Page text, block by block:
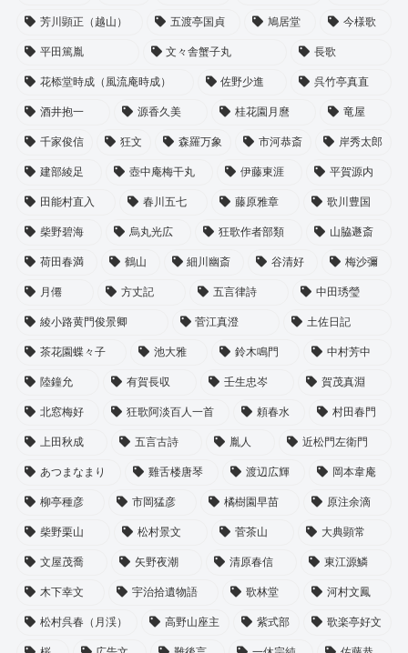
芳川顕正（越山） 五渡亭国貞 鳩居堂 今様歌
平田篤胤 文々舎蟹子丸 長歌
花㮇堂時成（風流庵時成） 佐野少進 呉竹亭真直
酒井抱一 源香久美 桂花園月麿 竜屋
千家俊信 狂文 森羅万象 市河恭斎 岸秀太郎
建部綾足 壺中庵梅干丸 伊藤東涯 平賀源内
田能村直入 春川五七 藤原雅章 歌川豊国
柴野碧海 烏丸光広 狂歌作者部類 山脇遯斎
荷田春満 鶴山 細川幽斎 谷清好 梅沙彌
月僊 方丈記 五言律詩 中田琇瑩
綾小路黄門俊景卿 菅江真澄 土佐日記
茶花園蝶々子 池大雅 鈴木鳴門 中村芳中
陸鐘允 有賀長収 壬生忠岑 賀茂真淵
北窓梅好 狂歌阿淡百人一首 頼春水 村田春門
上田秋成 五言古詩 胤人 近松門左衛門
あつまなまり 雞舌楼唐琴 渡辺広輝 岡本韋庵
柳亭種彦 市岡猛彦 橘樹園早苗 原注余滴
柴野栗山 松村景文 菅茶山 大典顕常
文屋茂喬 矢野夜潮 清原春信 東江源鱗
木下幸文 宇治拾遺物語 歌林堂 河村文鳳
松村呉春（月渓） 高野山座主 紫式部 歌楽亭好文